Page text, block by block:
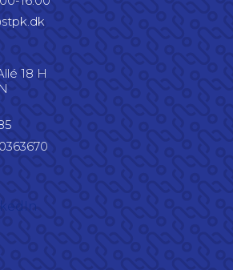
18 H